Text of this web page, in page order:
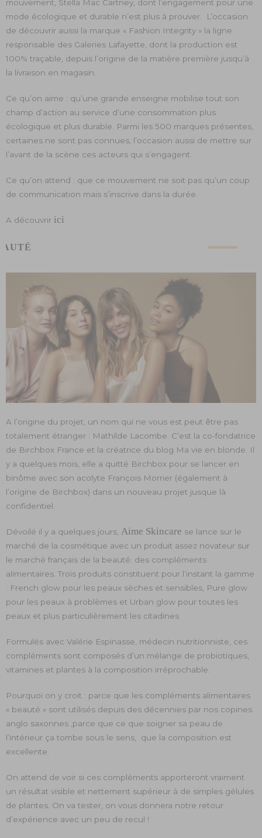
mouvement, Stella Mac Cartney, dont l’engagement pour une
mode écologique et durable n’est plus à prouver. L’occasion
de découvrir aussi la marque « Fashion Integrity » la ligne
responsable des Galeries Lafayette, dont la production est
100% traçable, depuis l’origine de la matière première jusqu’à
la livraison en magasin.
Ce qu’on aime : qu’une grande enseigne mobilise tout son
champ d’action au service d’une consommation plus
écologique et plus durable. Parmi les 500 marques présentes,
certaines ne sont pas connues, l’occasion aussi de mettre sur
l’avant de la scène ces acteurs qui s’engagent.
Ce qu’on attend : que ce mouvement ne soit pas qu’un coup
de communication mais s’inscrive dans la durée.
A découvrir ici
A l’origine du projet, un nom qui ne vous est peut être pas
totalement étranger : Mathilde Lacombe. C’est la co-fondatrice
de Birchbox France et la créatrice du blog Ma vie en blonde. Il
y a quelques mois, elle a quitté Birchbox pour se lancer en
binôme avec son acolyte François Morrier (également à
l’origine de Birchbox) dans un nouveau projet jusque là
confidentiel.
Dévoilé il y a quelques jours, Aime Skincare se lance sur le
marché de la cosmétique avec un produit assez novateur sur
le marché français de la beauté: des compléments
alimentaires. Trois produits constituent pour l’instant la gamme
: French glow pour les peaux sèches et sensibles, Pure glow
pour les peaux à problèmes et Urban glow pour toutes les
peaux et plus particulièrement les citadines.
Formulés avec Valérie Espinasse, médecin nutritionniste, ces
compléments sont composés d’un mélange de probiotiques,
vitamines et plantes à la composition irréprochable.
Pourquoi on y croit : parce que les compléments alimentaires
« beauté » sont utilisés depuis des décennies par nos copines
anglo saxonnes ,parce que ce que soigner sa peau de
l’intérieur ça tombe sous le sens, que la composition est
excellente.
On attend de voir si ces compléments apporteront vraiment
un résultat visible et nettement supérieur à de simples gélules
de plantes. On va tester, on vous donnera notre retour
d’expérience avec un peu de recul !